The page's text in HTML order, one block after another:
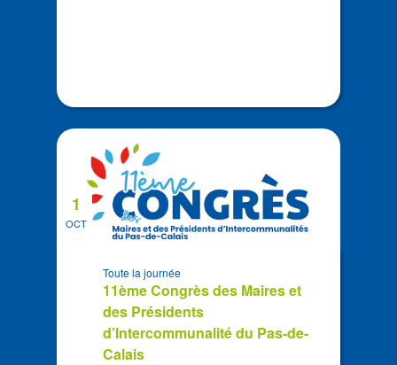
OCT
1
11ème Congrès des Maires et
des Présidents
d’Intercommunalité du Pas-de-
Calais
Toute la journée